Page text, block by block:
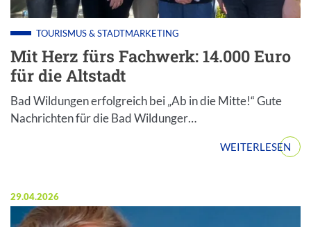
Mit Herz fürs Fachwerk: 14.000 Euro
für die Altstadt
TOURISMUS & STADTMARKETING
Bad Wildungen erfolgreich bei „Ab in die Mitte!“ Gute
Nachrichten für die Bad Wildunger…
WEITERLESEN
Veröffentlicht am:
29.04.2026